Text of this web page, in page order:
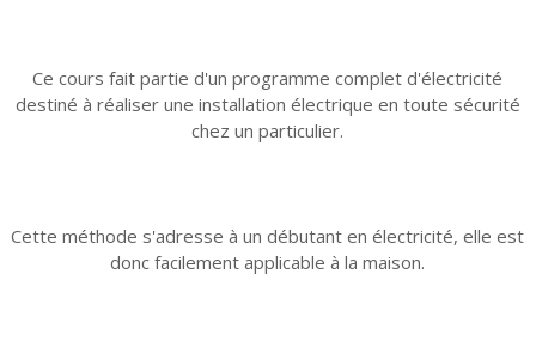
Ce cours fait partie d'un programme complet d'électricité
destiné à réaliser une installation électrique en toute sécurité
chez un particulier.
Cette méthode s'adresse à un débutant en électricité, elle est
donc facilement applicable à la maison.